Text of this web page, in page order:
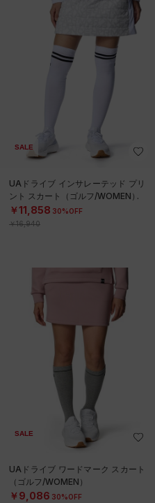
SALE
UAドライブ インサレーテッド プリ
ント スカート（ゴルフ/WOMEN）
￥11,858 30%OFF
￥16,940
SALE
UAドライブ ワードマーク スカート
（ゴルフ/WOMEN）
￥9,086 30%OFF